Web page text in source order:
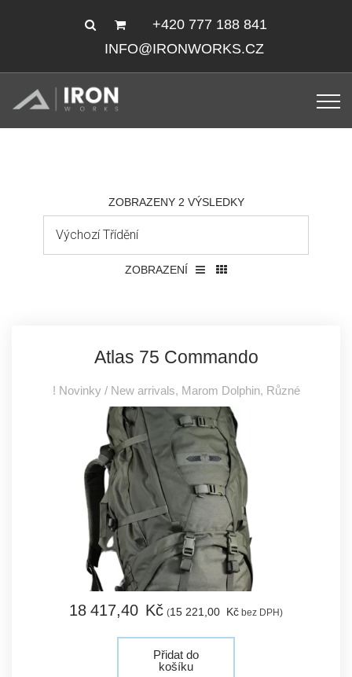
+420 777 188 841
INFO@IRONWORKS.CZ
ZOBRAZENY 2 VÝSLEDKY
ZOBRAZENÍ
Atlas 75 Commando
! Novinky / New arrivals, Marom Dolphin, Různé
18 417,40 Kč (15 221,00 Kčbez DPH)
Přidat do
košíku